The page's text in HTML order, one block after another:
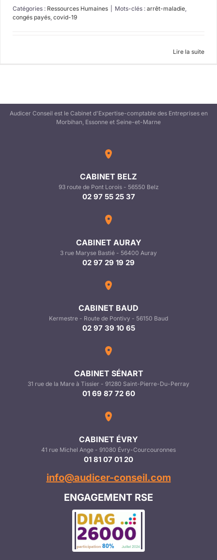
Catégories : Ressources Humaines Mots-clés : arrêt-maladie,
congés payés, covid-19
Lire la suite
Audicer Conseil est le Cabinet d'Expertise-comptable des Entreprises en
Morbihan, Essonne et Seine-et-Marne
CABINET BELZ
93 route de Pont Lorois - 56550 Belz
02 97 55 25 37
CABINET AURAY
3 rue Maryse Bastié - 56400 Auray
02 97 29 19 29
CABINET BAUD
Kermestre - Route de Pontivy - 56150 Baud
02 97 39 10 65
CABINET SÉNART
31 rue de la Mare à Tissier - 91280 Saint-Pierre-Du-Perray
01 69 87 72 60
CABINET ÉVRY
41 rue Michel Ange - 91080 Évry-Courcouronnes
01 81 07 01 20
info@audicer-conseil.com
ENGAGEMENT RSE